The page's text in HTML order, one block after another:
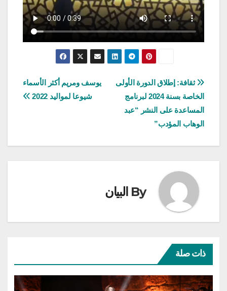
تصفّح
المقالات
يوسف ومريم أكثر الأسماء
شيوعا لمواليد 2022
ثقافة: إطلاق الدورة الأولى
الخاصة بسنة 2024 لبرنامج
المساعدة على النشر “عبد
الوهاب المؤدب”
By البيان
ذات صلة